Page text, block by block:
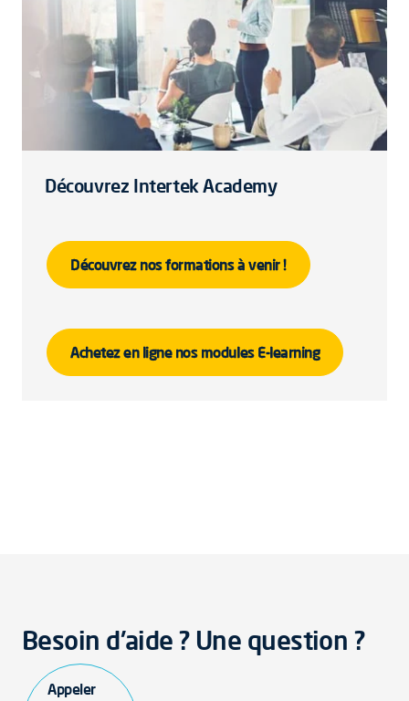
Découvrez Intertek Academy
Découvrez nos formations à venir !
Achetez en ligne nos modules E-learning
Besoin d'aide ? Une question ?
Appeler